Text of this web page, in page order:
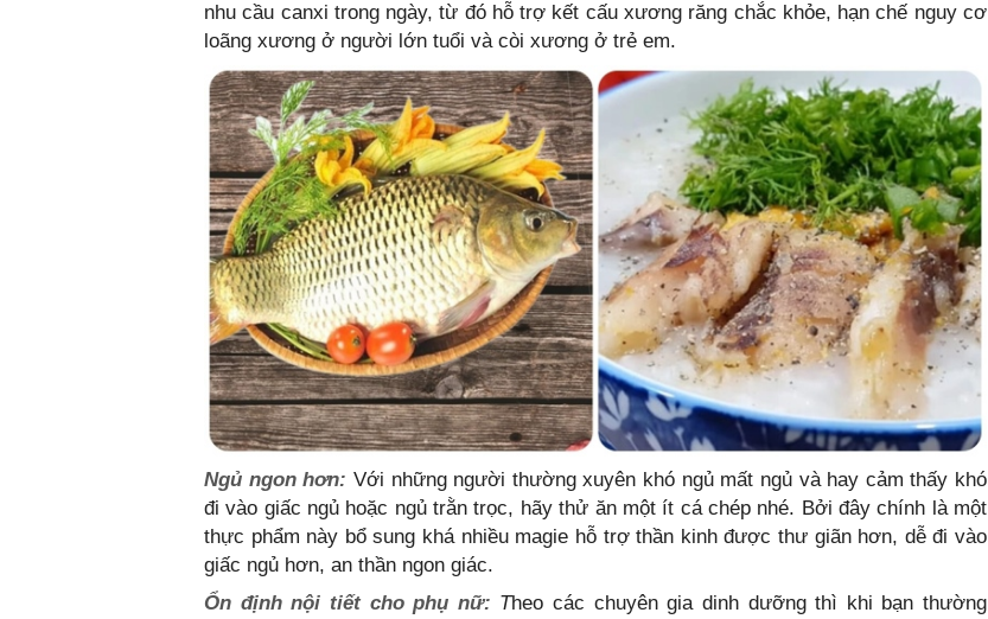
nhu cầu canxi trong ngày, từ đó hỗ trợ kết cấu xương răng chắc khỏe, hạn chế nguy cơ
loãng xương ở người lớn tuổi và còi xương ở trẻ em.
Ngủ ngon hơn: Với những người thường xuyên khó ngủ mất ngủ và hay cảm thấy khó
đi vào giấc ngủ hoặc ngủ trằn trọc, hãy thử ăn một ít cá chép nhé. Bởi đây chính là một
thực phẩm này bổ sung khá nhiều magie hỗ trợ thần kinh được thư giãn hơn, dễ đi vào
giấc ngủ hơn, an thần ngon giác.
Ổn định nội tiết cho phụ nữ: Theo các chuyên gia dinh dưỡng thì khi bạn thường